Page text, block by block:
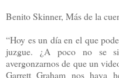
Benito Skinner, Más de la
“Hoy es un día en el que
juzgue. ¿A poco no se
avergonzarnos de que un
Garrett Graham nos haya